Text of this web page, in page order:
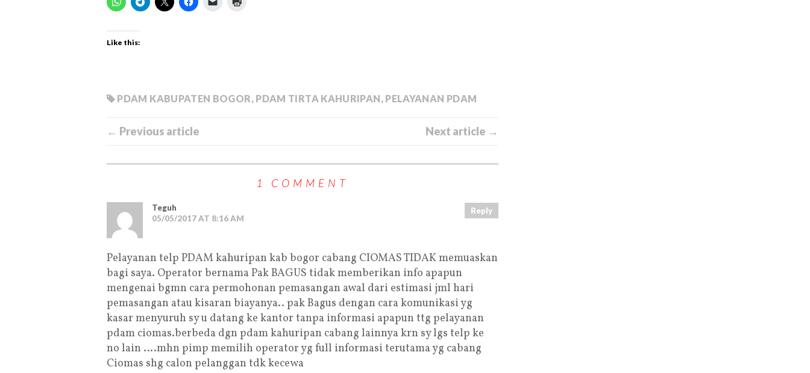
Like this:
PDAM KABUPATEN BOGOR, PDAM TIRTA KAHURIPAN, PELAYANAN PDAM
← Previous article Next article →
1 COMMENT
Teguh
05/05/2017 AT 8:16 AM
Reply
Pelayanan telp PDAM kahuripan kab bogor cabang CIOMAS TIDAK memuaskan
bagi saya. Operator bernama Pak BAGUS tidak memberikan info apapun
mengenai bgmn cara permohonan pemasangan awal dari estimasi jml hari
pemasangan atau kisaran biayanya.. pak Bagus dengan cara komunikasi yg
kasar menyuruh sy u datang ke kantor tanpa informasi apapun ttg pelayanan
pdam ciomas.berbeda dgn pdam kahuripan cabang lainnya krn sy lgs telp ke
no lain ….mhn pimp memilih operator yg full informasi terutama yg cabang
Ciomas shg calon pelanggan tdk kecewa